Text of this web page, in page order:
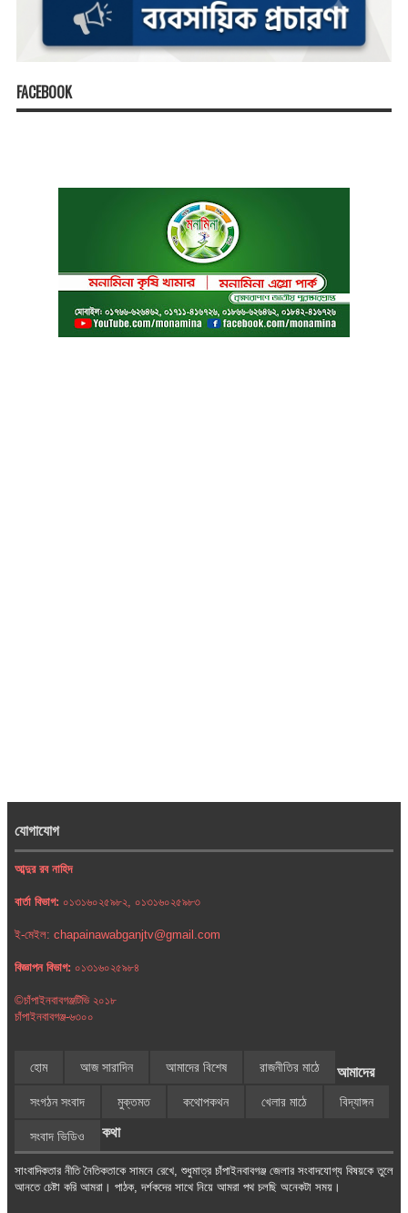
FACEBOOK
যোগাযোগ
আব্দুর রব নাহিদ
বার্তা বিভাগ: ০১৩১৬০২৫৯৮২, ০১৩১৬০২৫৯৮৩
ই-মেইল: chapainawabganjtv@gmail.com
বিজ্ঞাপন বিভাগ: ০১৩১৬০২৫৯৮৪
©চাঁপাইনবাবগঞ্জটিভি ২০১৮
চাঁপাইনবাবগঞ্জ-৬৩০০
হোম আজ সারাদিন আমাদের বিশেষ রাজনীতির মাঠে
সংগঠন সংবাদ মুক্তমত কথোপকথন খেলার মাঠে বিদ্যাঙ্গন
সংবাদ ভিডিও
আমাদের
কথা
সাংবাদিকতার নীতি নৈতিকতাকে সামনে রেখে, শুধুমাত্র চাঁপাইনবাবগঞ্জ জেলার সংবাদযোগ্য বিষয়কে তুলে
আনতে চেষ্টা করি আমরা। পাঠক, দর্শকদের সাথে নিয়ে আমরা পথ চলছি অনেকটা সময়।